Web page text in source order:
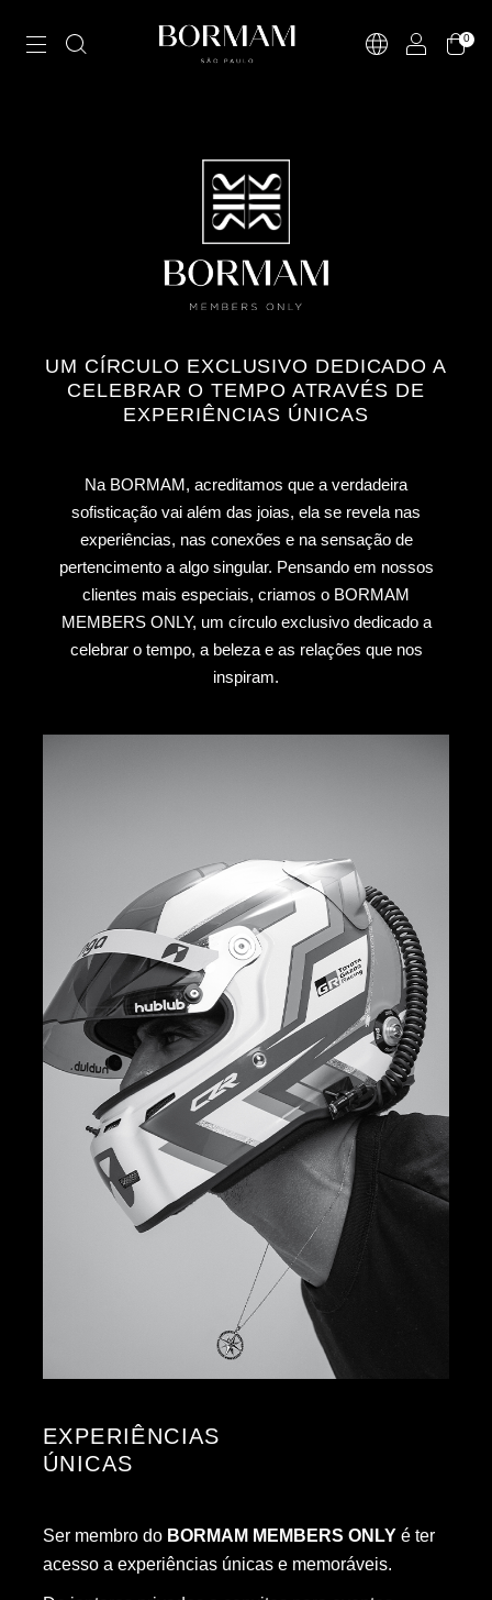
0
UM CÍRCULO EXCLUSIVO DEDICADO A
CELEBRAR O TEMPO ATRAVÉS DE
EXPERIÊNCIAS ÚNICAS
Na BORMAM, acreditamos que a verdadeira
sofisticação vai além das joias, ela se revela nas
experiências, nas conexões e na sensação de
pertencimento a algo singular. Pensando em nossos
clientes mais especiais, criamos o BORMAM
MEMBERS ONLY, um círculo exclusivo dedicado a
celebrar o tempo, a beleza e as relações que nos
inspiram.
EXPERIÊNCIAS
ÚNICAS
Ser membro do BORMAM MEMBERS ONLY é ter
acesso a experiências únicas e memoráveis.